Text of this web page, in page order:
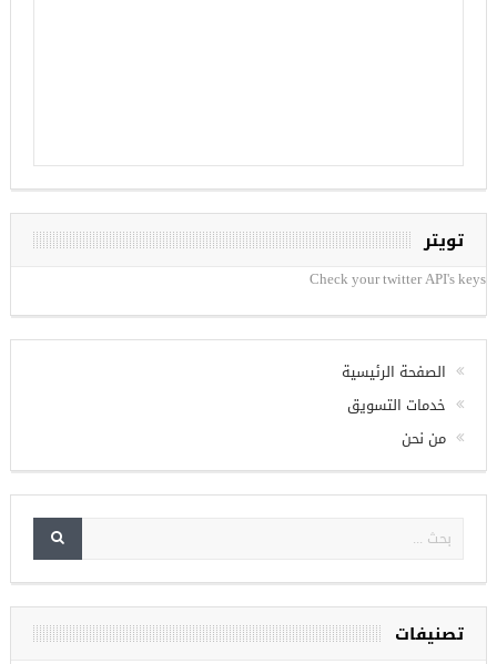
تويتر
Check your twitter API's keys
الصفحة الرئيسية
خدمات التسويق
من نحن
تصنيفات